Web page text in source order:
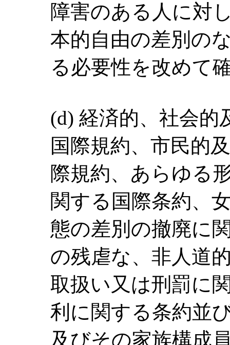
障害のある人に対
本的自由の差別の
る必要性を改めて
(d) 経済的、社会的
国際規約、市民的
際規約、あらゆる
関する国際条約、
態の差別の撤廃に
の残虐な、非人道
取扱い又は刑罰に
利に関する条約並
及びその家族構成